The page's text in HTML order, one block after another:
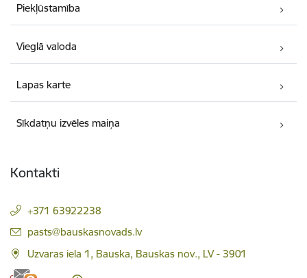
Piekļūstamība
Vieglā valoda
Lapas karte
Sīkdatņu izvēles maiņa
Kontakti
+371 63922238
E-pasts:
pasts@bauskasnovads.lv
Uzvaras iela 1, Bauska, Bauskas nov., LV - 3901